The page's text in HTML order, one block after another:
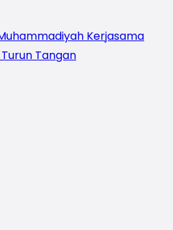
Kerjasama
Tangan